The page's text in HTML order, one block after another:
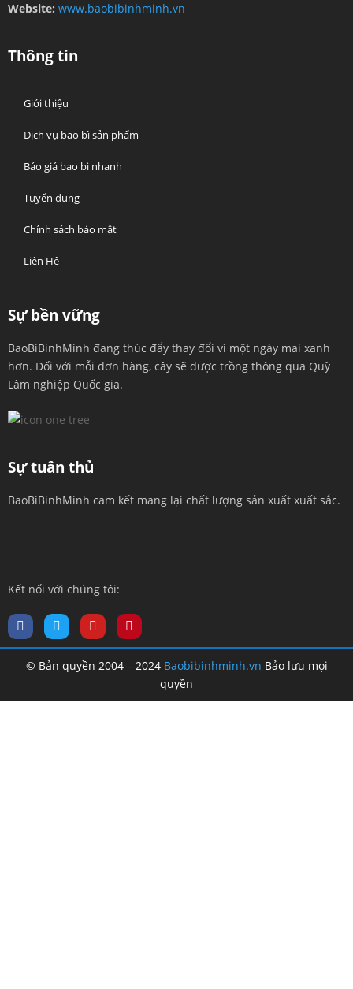
Website: www.baobibinhminh.vn
Thông tin
Giới thiệu
Dịch vụ bao bì sản phẩm
Báo giá bao bì nhanh
Tuyển dụng
Chính sách bảo mật
Liên Hệ
Sự bền vững
BaoBiBinhMinh đang thúc đẩy thay đổi vì một ngày mai xanh
hơn. Đối với mỗi đơn hàng, cây sẽ được trồng thông qua Quỹ
Lâm nghiệp Quốc gia.
Sự tuân thủ
BaoBiBinhMinh cam kết mang lại chất lượng sản xuất xuất sắc.
Kết nối với chúng tôi:
© Bản quyền 2004 – 2024 Baobibinhminh.vn Bảo lưu mọi
quyền